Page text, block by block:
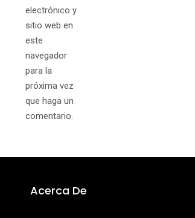
electrónico y
sitio web en
este
navegador
para la
próxima vez
que haga un
comentario.
Acerca De